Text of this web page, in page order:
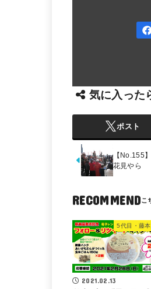
気に入った
ポスト
【No.155
花見やら
RECOMMEND
5代目・藤
2021.02.13